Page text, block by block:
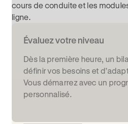
cours de conduite et les
ligne.
Évaluez votre niveau
Dès la première heure, un
définir vos besoins et
Vous démarrez avec un
personnalisé.